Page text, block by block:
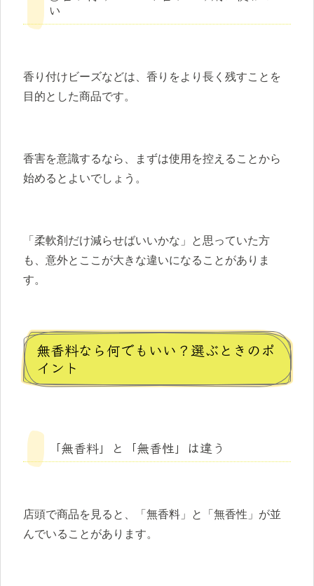
い
香り付けビーズなどは、香りをより長く残すことを
目的とした商品です。
香害を意識するなら、まずは使用を控えることから
始めるとよいでしょう。
「柔軟剤だけ減らせばいいかな」と思っていた方
も、意外とここが大きな違いになることがありま
す。
無香料なら何でもいい？選ぶときのポ
イント
「無香料」と「無香性」は違う
店頭で商品を見ると、「無香料」と「無香性」が並
んでいることがあります。